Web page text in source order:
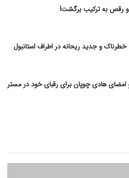
و رقص به ترکیب برگشت!
و جدید ریحانه در اطراف استانبول
هادی چوپان برای رقبای خود در مستر